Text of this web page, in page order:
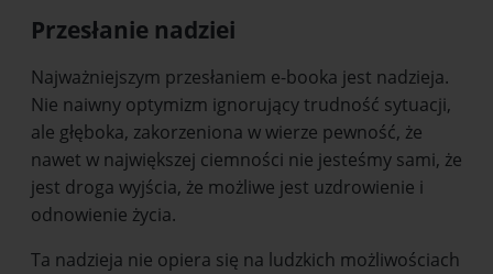
Przesłanie nadziei
Najważniejszym przesłaniem e-booka jest nadzieja.
Nie naiwny optymizm ignorujący trudność sytuacji,
ale głęboka, zakorzeniona w wierze pewność, że
nawet w największej ciemności nie jesteśmy sami, że
jest droga wyjścia, że możliwe jest uzdrowienie i
odnowienie życia.
Ta nadzieja nie opiera się na ludzkich możliwościach